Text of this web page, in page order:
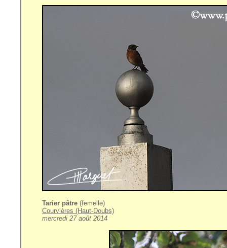
Tarier pâtre (femelle)
Courvières (Haut-Doubs)
mercredi 27 août 2014